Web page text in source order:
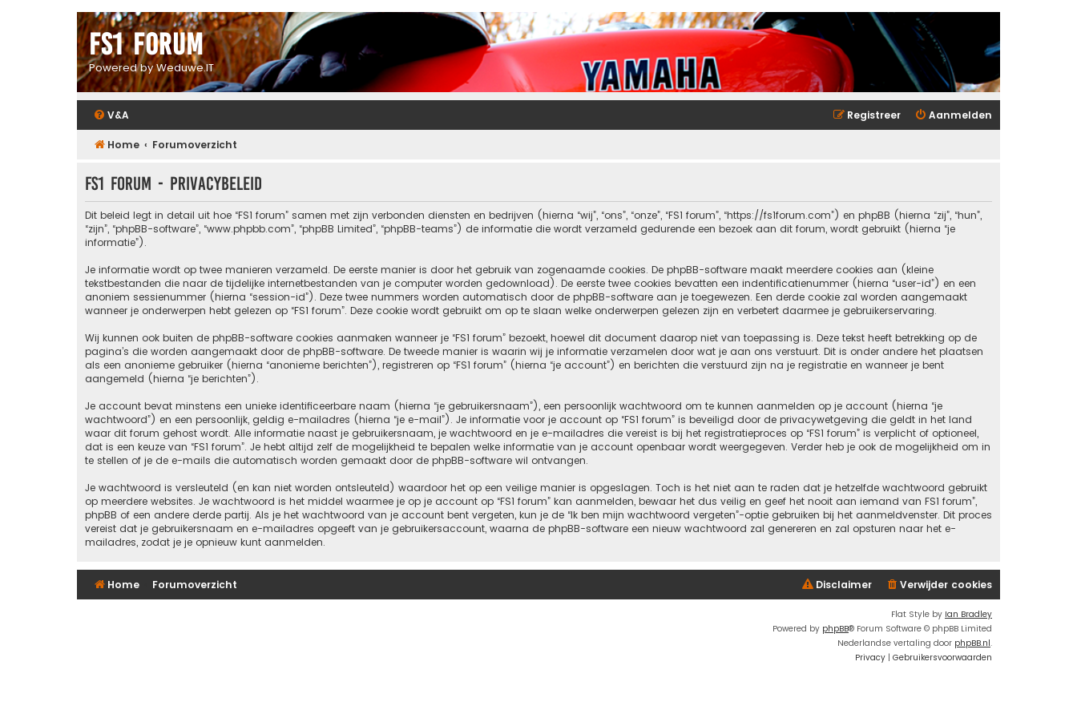
FS1 forum
Powered by Weduwe.IT
V&A Aanmelden
Registreer
Home Forumoverzicht
FS1 forum - Privacybeleid
Dit beleid legt in detail uit hoe “FS1 forum” samen met zijn verbonden diensten en bedrijven (hierna “wij”, “ons”, “onze”, “FS1 forum”, “https://fs1forum.com”) en phpBB (hierna “zij”, “hun”,
“zijn”, “phpBB-software”, “www.phpbb.com”, “phpBB Limited”, “phpBB-teams”) de informatie die wordt verzameld gedurende een bezoek aan dit forum, wordt gebruikt (hierna “je
informatie”).
Je informatie wordt op twee manieren verzameld. De eerste manier is door het gebruik van zogenaamde cookies. De phpBB-software maakt meerdere cookies aan (kleine
tekstbestanden die naar de tijdelijke internetbestanden van je computer worden gedownload). De eerste twee cookies bevatten een indentificatienummer (hierna “user-id”) en een
anoniem sessienummer (hierna “session-id”). Deze twee nummers worden automatisch door de phpBB-software aan je toegewezen. Een derde cookie zal worden aangemaakt
wanneer je onderwerpen hebt gelezen op “FS1 forum”. Deze cookie wordt gebruikt om op te slaan welke onderwerpen gelezen zijn en verbetert daarmee je gebruikerservaring.
Wij kunnen ook buiten de phpBB-software cookies aanmaken wanneer je “FS1 forum” bezoekt, hoewel dit document daarop niet van toepassing is. Deze tekst heeft betrekking op de
pagina’s die worden aangemaakt door de phpBB-software. De tweede manier is waarin wij je informatie verzamelen door wat je aan ons verstuurt. Dit is onder andere het plaatsen
als een anonieme gebruiker (hierna “anonieme berichten”), registreren op “FS1 forum” (hierna “je account”) en berichten die verstuurd zijn na je registratie en wanneer je bent
aangemeld (hierna “je berichten”).
Je account bevat minstens een unieke identificeerbare naam (hierna “je gebruikersnaam”), een persoonlijk wachtwoord om te kunnen aanmelden op je account (hierna “je
wachtwoord”) en een persoonlijk, geldig e-mailadres (hierna “je e-mail”). Je informatie voor je account op “FS1 forum” is beveiligd door de privacywetgeving die geldt in het land
waar dit forum gehost wordt. Alle informatie naast je gebruikersnaam, je wachtwoord en je e-mailadres die vereist is bij het registratieproces op “FS1 forum” is verplicht of optioneel,
dat is een keuze van “FS1 forum”. Je hebt altijd zelf de mogelijkheid te bepalen welke informatie van je account openbaar wordt weergegeven. Verder heb je ook de mogelijkheid om in
te stellen of je de e-mails die automatisch worden gemaakt door de phpBB-software wil ontvangen.
Je wachtwoord is versleuteld (en kan niet worden ontsleuteld) waardoor het op een veilige manier is opgeslagen. Toch is het niet aan te raden dat je hetzelfde wachtwoord gebruikt
op meerdere websites. Je wachtwoord is het middel waarmee je op je account op “FS1 forum” kan aanmelden, bewaar het dus veilig en geef het nooit aan iemand van FS1 forum”,
phpBB of een andere derde partij. Als je het wachtwoord van je account bent vergeten, kun je de “Ik ben mijn wachtwoord vergeten”-optie gebruiken bij het aanmeldvenster. Dit proces
vereist dat je gebruikersnaam en e-mailadres opgeeft van je gebruikersaccount, waarna de phpBB-software een nieuw wachtwoord zal genereren en zal opsturen naar het e-
mailadres, zodat je je opnieuw kunt aanmelden.
Home Forumoverzicht Verwijder cookies
Disclaimer
Flat Style by Ian Bradley
Powered by phpBB® Forum Software © phpBB Limited
Nederlandse vertaling door phpBB.nl.
Privacy | Gebruikersvoorwaarden